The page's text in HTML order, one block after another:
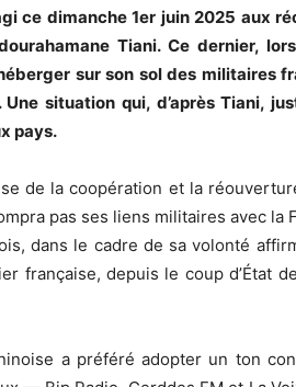
ce dimanche 1er juin 2025 aux
Tiani. Ce dernier, lors
sur son sol des militaires
situation qui, d’après Tiani,
pays.
de la coopération et la
pas ses liens militaires avec la
dans le cadre de sa volonté
française, depuis le coup d’État
a préféré adopter un ton